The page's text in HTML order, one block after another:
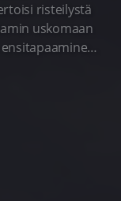
risteilystä
uskomaan